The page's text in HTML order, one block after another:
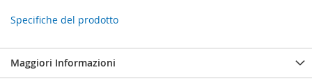
Specifiche del prodotto
Maggiori Informazioni